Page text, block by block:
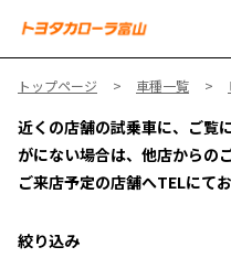
トップページ 車種一覧
近くの店舗の試乗車に、ご覧
がにない場合は、他店からの
ご来店予定の店舗へTELにて
絞り込み